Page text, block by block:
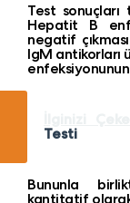
Test
Hepatit B
negatif
IgM antikorları
enfeksiyonunun
Testi
Bununla
kantitatif